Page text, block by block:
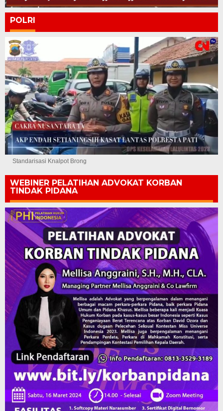
POLRI
Standarisasi Knalpot Brong
WEBINER PELATIHAN ADVOKAT KORBAN
TINDAK PIDANA